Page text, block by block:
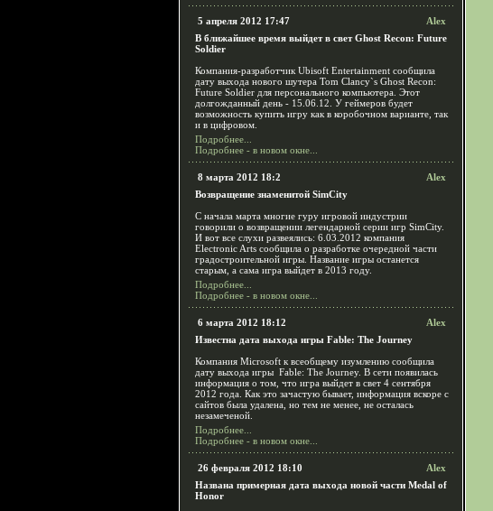
5 апреля 2012 17:47
Alex
В ближайшее время выйдет в свет Ghost Recon: Future
Soldier
Компания-разработчик Ubisoft Entertainment сообщила
дату выхода нового шутера Tom Clancy`s Ghost Recon:
Future Soldier для персонального компьютера. Этот
долгожданный день - 15.06.12. У геймеров будет
возможность купить игру как в коробочном варианте, так
и в цифровом.
Подробнее...
Подробнее - в новом окне...
8 марта 2012 18:2
Alex
Возвращение знаменитой SimCity
С начала марта многие гуру игровой индустрии
говорили о возвращении легендарной серии игр SimCity.
И вот все слухи развеялись: 6.03.2012 компания
Electronic Arts сообщила о разработке очередной части
градостроительной игры. Название игры останется
старым, а сама игра выйдет в 2013 году.
Подробнее...
Подробнее - в новом окне...
6 марта 2012 18:12
Alex
Известна дата выхода игры Fable: The Journey
Компания Microsoft к всеобщему изумлению сообщила
дату выхода игры Fable: The Journey. В сети появилась
информация о том, что игра выйдет в свет 4 сентября
2012 года. Как это зачастую бывает, информация вскоре с
сайтов была удалена, но тем не менее, не осталась
незамеченой.
Подробнее...
Подробнее - в новом окне...
26 февраля 2012 18:10
Alex
Названа примерная дата выхода новой части Medal of
Honor